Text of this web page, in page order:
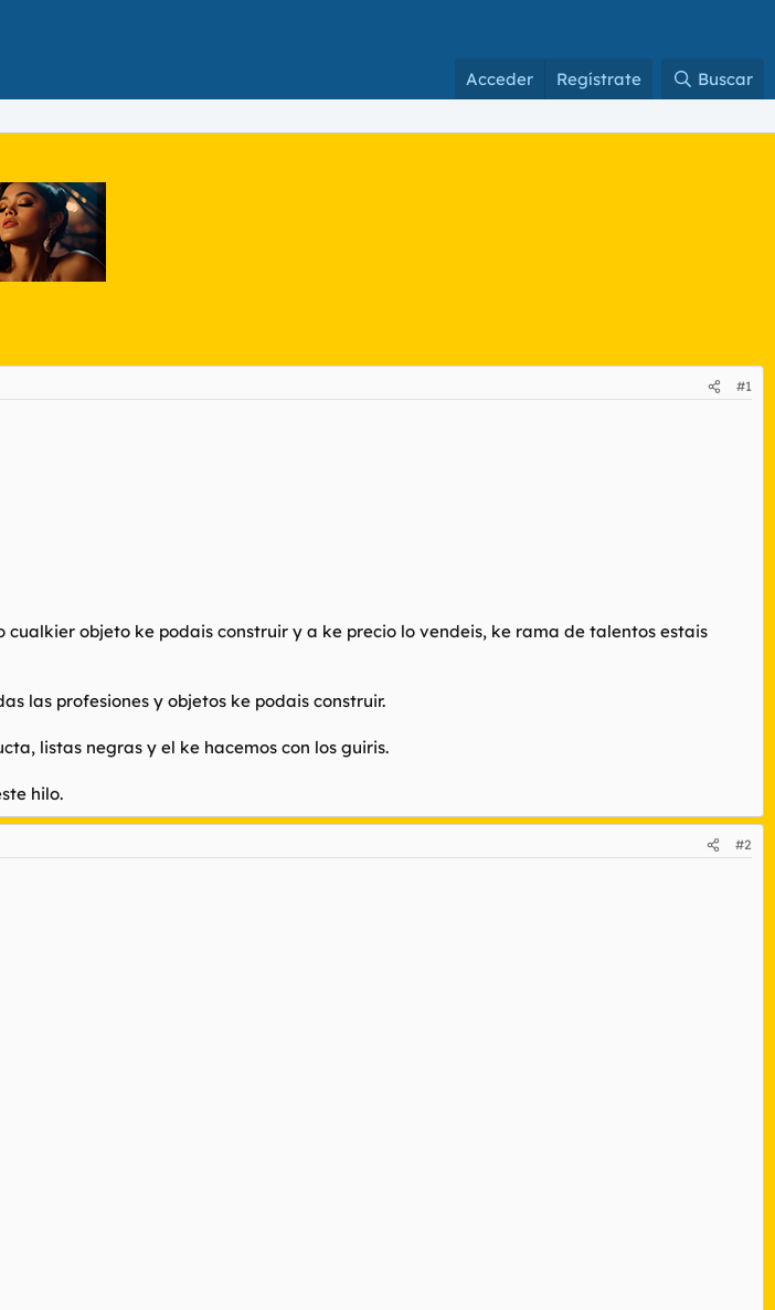
Acceder Regístrate Buscar
#1
objeto ke podais construir y a ke precio lo vendeis, ke rama de talentos estais
las profesiones y objetos ke podais construir.
listas negras y el ke hacemos con los guiris.
hilo.
#2